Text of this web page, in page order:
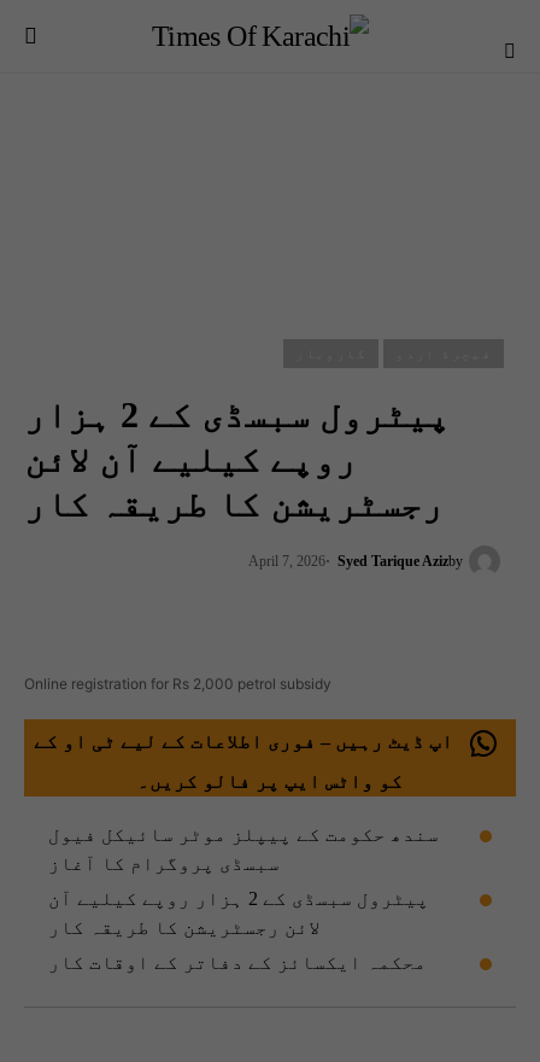
پیٹرول سبسڈی کے 2 ہزار
روپے کیلیے آن لائن
رجسٹریشن کا طریقہ کار
by
Syed Tarique Aziz
April 7, 2026
Online registration for Rs 2,000 petrol subsidy
اپ ڈیٹ رہیں – فوری اطلاعات کے لیے ٹی او کے
کو واٹس ایپ پر فالو کریں۔
سندھ حکومت کے پیپلز موٹر سائیکل فیول
سبسڈی پروگرام کا آغاز
پیٹرول سبسڈی کے 2 ہزار روپے کیلیے آن
لائن رجسٹریشن کا طریقہ کار
محکمہ ایکسائز کے دفاتر کے اوقات کار